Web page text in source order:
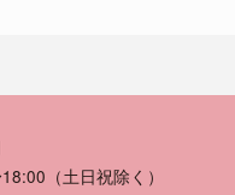
（土日祝除く）